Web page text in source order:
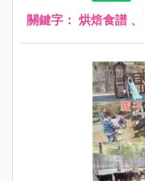
關鍵字： 烘焙食譜 、